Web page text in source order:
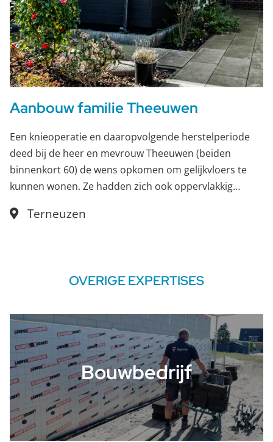
Aanbouw familie Theeuwen
Een knieoperatie en daaropvolgende herstelperiode
deed bij de heer en mevrouw Theeuwen (beiden
binnenkort 60) de wens opkomen om gelijkvloers te
kunnen wonen. Ze hadden zich ook oppervlakkig
woningen en appartementen, maar kozen voor een
Terneuzen
OVERIGE EXPERTISES
Bouwbedrijf